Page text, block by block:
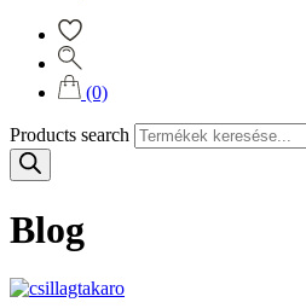
(0)
Products search
Blog